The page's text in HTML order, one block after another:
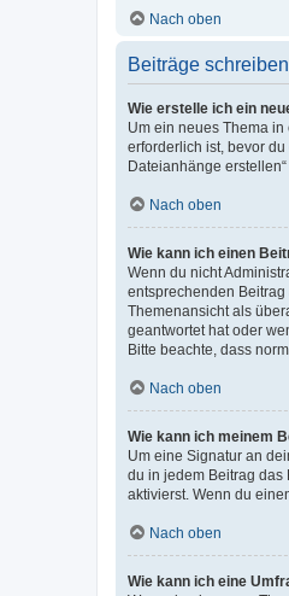
Nach oben
Beiträge schreiben
Wie erstelle ich ein
Um ein neues Thema in
erforderlich ist, bevor
Dateianhänge erstellen“
Nach oben
Wie kann ich einen
Wenn du nicht
entsprechenden
Themenansicht als
geantwortet hat oder
Bitte beachte, dass
Nach oben
Wie kann ich meinem
Um eine Signatur an
du in jedem Beitrag das
aktivierst. Wenn du
Nach oben
Wie kann ich eine